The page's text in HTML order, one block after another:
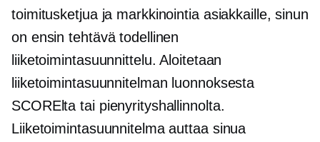
toimitusketjua ja markkinointia asiakkaille, sinun
on ensin tehtävä todellinen
liiketoimintasuunnittelu. Aloitetaan
liiketoimintasuunnitelman luonnoksesta
SCORElta tai pienyrityshallinnolta.
Liiketoimintasuunnitelma auttaa sinua